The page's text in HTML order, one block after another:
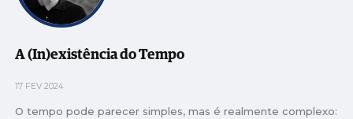
A (In)existência do Tempo
17 FEV 2024
O tempo pode parecer simples, mas é realmente complexo: